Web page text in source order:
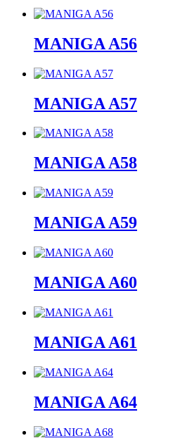
MANIGA A56
MANIGA A57
MANIGA A58
MANIGA A59
MANIGA A60
MANIGA A61
MANIGA A64